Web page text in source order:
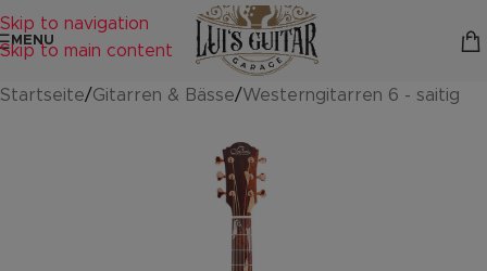
Skip to navigation
Skip to main content
MENU
Startseite/Gitarren & Bässe/Westerngitarren 6 - saitig